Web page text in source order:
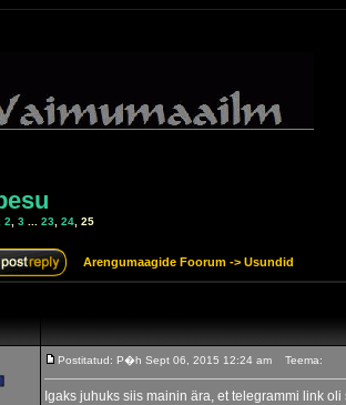
2 3 23 24 25
Arengumaagide Foorum -> Usundid
Postitatud: P�h Sept 06, 2015 12:24 am Teema:
Igaks juhuks siis mainin ära, et telegrammi link